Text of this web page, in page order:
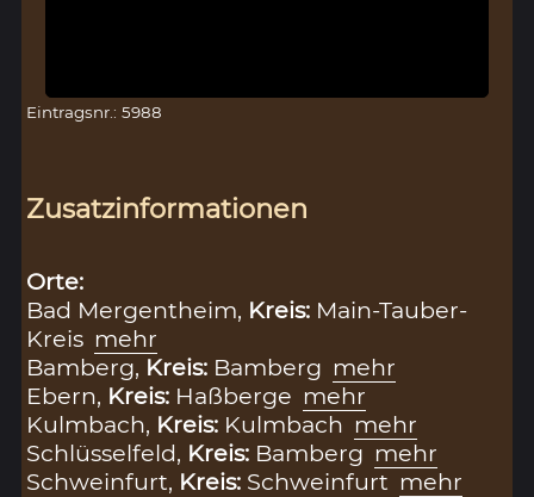
Eintragsnr.: 5988
Zusatzinformationen
Orte:
Bad Mergentheim, Kreis: Main-Tauber-
Kreis mehr
Bamberg, Kreis: Bamberg mehr
Ebern, Kreis: Haßberge mehr
Kulmbach, Kreis: Kulmbach mehr
Schlüsselfeld, Kreis: Bamberg mehr
Schweinfurt, Kreis: Schweinfurt mehr